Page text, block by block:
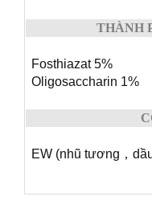
THÀNH
Fosthiazat 5%
Oligosaccharin 1%
EW (nhũ tương ，